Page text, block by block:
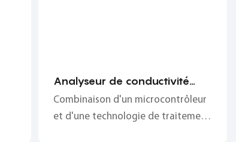
Analyseur de conductivité
thermique CI-PC58
personnalisé
Combinaison d'un microcontrôleur
et d'une technologie de traitement